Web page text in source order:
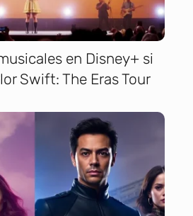
en Disney+ si
Swift: The Eras Tour